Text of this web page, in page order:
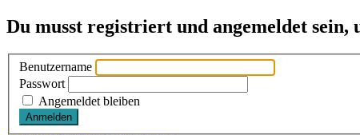
Du musst registriert und angemeldet sein,
Benutzername
Passwort
Angemeldet bleiben